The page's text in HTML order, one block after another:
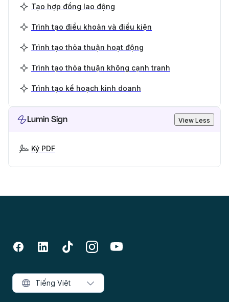
Tạo hợp đồng lao động
Trình tạo điều khoản và điều kiện
Trình tạo thỏa thuận hoạt động
Trình tạo thỏa thuận không cạnh tranh
Trình tạo kế hoạch kinh doanh
Lumin Sign View Less
Ký PDF
Tiếng Việt